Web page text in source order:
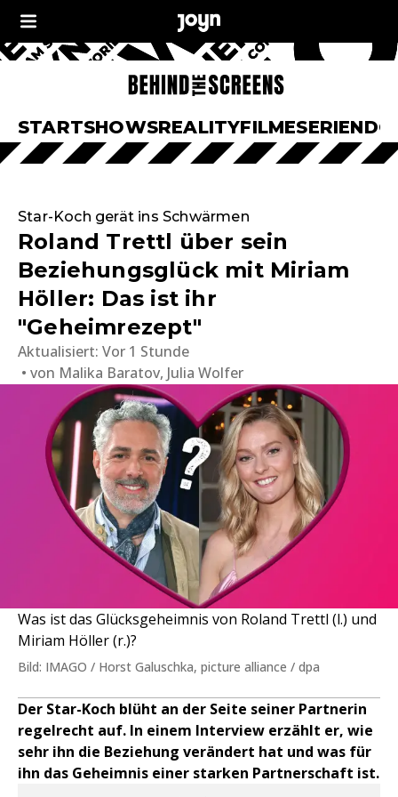
STARTSHOWSREALITYFILMESERIEN
Star-Koch gerät ins Schwärmen
Roland Trettl über sein
Beziehungsglück mit Miriam
Höller: Das ist ihr
"Geheimrezept"
Aktualisiert: Vor 1 Stunde
von Malika Baratov, Julia Wolfer
Was ist das Glücksgeheimnis von Roland Trettl (l.) und
Miriam Höller (r.)?
Bild: IMAGO / Horst Galuschka, picture alliance / dpa
Der Star-Koch blüht an der Seite seiner Partnerin
regelrecht auf. In einem Interview erzählt er, wie
sehr ihn die Beziehung verändert hat und was für
ihn das Geheimnis einer starken Partnerschaft ist.